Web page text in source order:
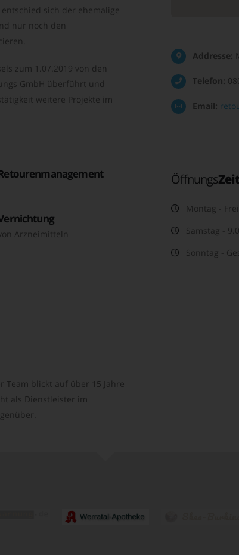
sich der ehemalige
nur noch den
zum 1.07.2019 von den
GmbH überführt und
weitere Projekte im
Arzneimitteln
Team blickt auf über 15 Jahre
als Dienstleister im
Addresse:
Telefon:
Email:
Öffnungs
Montag -
Samstag -
Sonntag -